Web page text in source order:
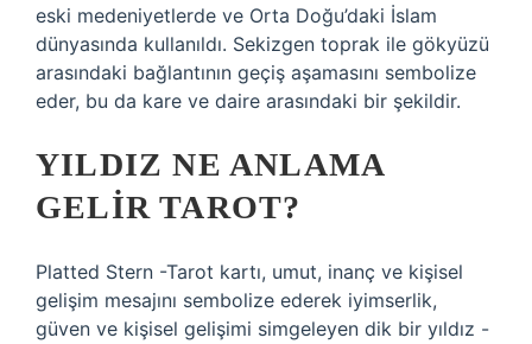
eski medeniyetlerde ve Orta Doğu’daki İslam
dünyasında kullanıldı. Sekizgen toprak ile gökyüzü
arasındaki bağlantının geçiş aşamasını sembolize
eder, bu da kare ve daire arasındaki bir şekildir.
YILDIZ NE ANLAMA
GELIR TAROT?
Platted Stern -Tarot kartı, umut, inanç ve kişisel
gelişim mesajını sembolize ederek iyimserlik,
güven ve kişisel gelişimi simgeleyen dik bir yıldız -